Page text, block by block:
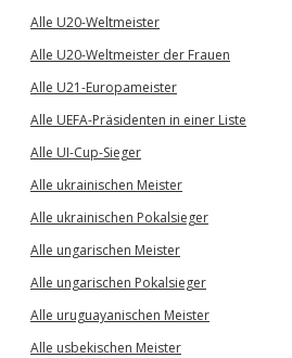
Alle U20-Weltmeister
Alle U20-Weltmeister der Frauen
Alle U21-Europameister
Alle UEFA-Präsidenten in einer Liste
Alle UI-Cup-Sieger
Alle ukrainischen Meister
Alle ukrainischen Pokalsieger
Alle ungarischen Meister
Alle ungarischen Pokalsieger
Alle uruguayanischen Meister
Alle usbekischen Meister